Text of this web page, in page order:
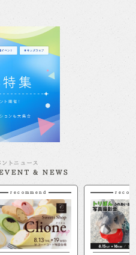
トニュース
& NEWS
recommend